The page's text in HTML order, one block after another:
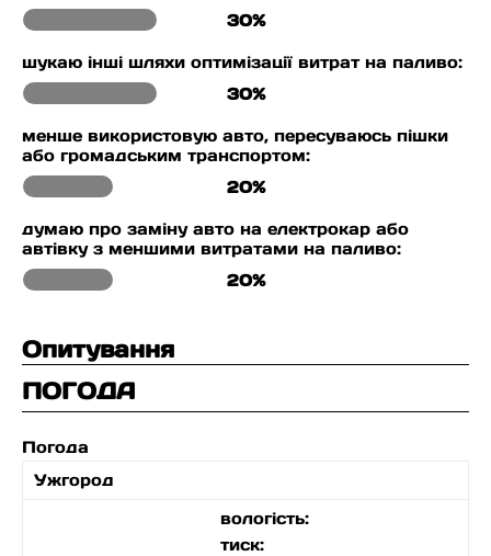
30%
шукаю інші шляхи оптимізації витрат на паливо:
30%
менше використовую авто, пересуваюсь пішки
або громадським транспортом:
20%
думаю про заміну авто на електрокар або
автівку з меншими витратами на паливо:
20%
Опитування
ПОГОДА
Погода
Ужгород
вологість:
тиск: